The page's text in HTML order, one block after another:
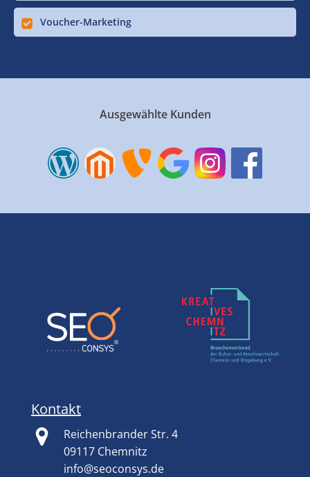
Voucher-Marketing
Ausgewählte Kunden
Kontakt
Reichenbrander Str. 4
09117 Chemnitz
info@seoconsys.de